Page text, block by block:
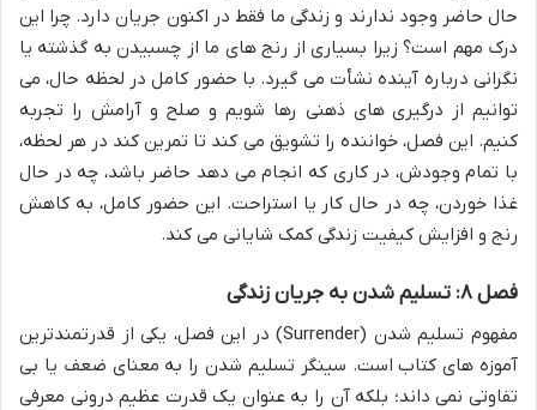
حال حاضر وجود ندارند و زندگی ما فقط در اکنون جریان دارد. چرا این
درک مهم است؟ زیرا بسیاری از رنج های ما از چسبیدن به گذشته یا
نگرانی درباره آینده نشأت می گیرد. با حضور کامل در لحظه حال، می
توانیم از درگیری های ذهنی رها شویم و صلح و آرامش را تجربه
کنیم. این فصل، خواننده را تشویق می کند تا تمرین کند در هر لحظه،
با تمام وجودش، در کاری که انجام می دهد حاضر باشد، چه در حال
غذا خوردن، چه در حال کار یا استراحت. این حضور کامل، به کاهش
رنج و افزایش کیفیت زندگی کمک شایانی می کند.
فصل ۸: تسلیم شدن به جریان زندگی
مفهوم تسلیم شدن (Surrender) در این فصل، یکی از قدرتمندترین
آموزه های کتاب است. سینگر تسلیم شدن را به معنای ضعف یا بی
تفاوتی نمی داند؛ بلکه آن را به عنوان یک قدرت عظیم درونی معرفی